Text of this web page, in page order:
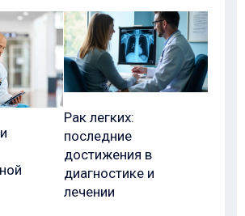
Рак легких:
последние
достижения в
диагностике и
лечении